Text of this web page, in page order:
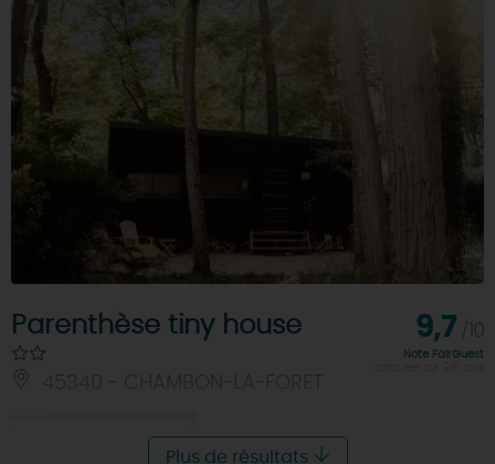
Parenthèse tiny house 9,7
Note FairGuest
Je réserve
Plus de résultats